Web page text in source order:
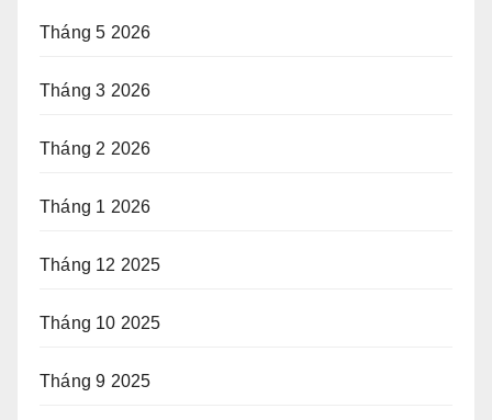
Tháng 5 2026
Tháng 3 2026
Tháng 2 2026
Tháng 1 2026
Tháng 12 2025
Tháng 10 2025
Tháng 9 2025